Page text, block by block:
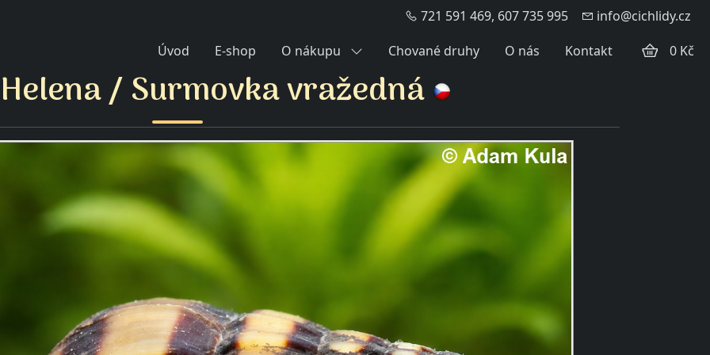
721 591 469, 607 735 995
info@cichlidy.cz
Úvod
E-shop O nákupu Chované druhy O nás Kontakt 0 Kč
/ Surmovka vražedná